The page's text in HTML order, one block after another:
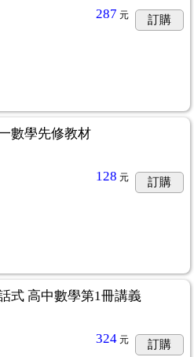
287 元 訂購
數學先修教材
128 元 訂購
式 高中數學第1冊講義
324 元 訂購